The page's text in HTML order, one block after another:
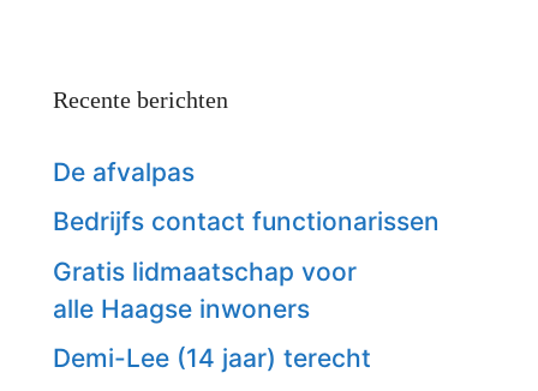
Recente berichten
De afvalpas
Bedrijfs contact functionarissen
Gratis lidmaatschap voor
alle Haagse inwoners
Demi-Lee (14 jaar) terecht